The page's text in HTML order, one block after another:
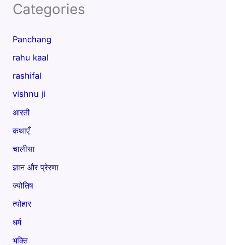
Categories
Panchang
rahu kaal
rashifal
vishnu ji
आरती
कथाएँ
चालीसा
ज्ञान और प्रेरणा
ज्योतिष
त्योहार
धर्म
भक्ति